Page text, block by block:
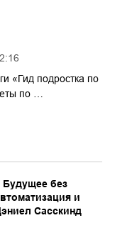
«Гид подростка по
по …
без
и
Сасскинд